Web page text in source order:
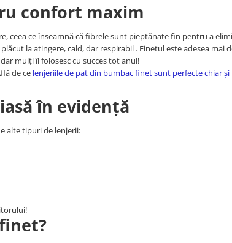
confort maxim
ceea ce înseamnă că fibrele sunt pieptănate fin pentru a
la atingere, cald, dar respirabil . Finetul este adesea mai
mulți îl folosesc cu succes tot anul!
de ce lenjeriile de pat din bumbac finet sunt perfecte chiar
în evidență
alte tipuri de lenjerii: